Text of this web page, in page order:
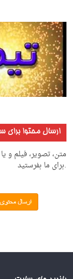
ارسال محتوا برای
متن، تصویر، فیلم و
.برای ما بفرستید